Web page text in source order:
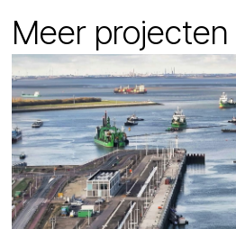
Meer projecten